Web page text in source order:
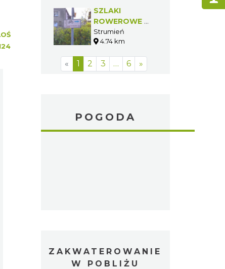
SZLAKI
ROWEROWE W
STRUMIENIU
Strumień
4.74 km
« 1 2 3 … 6 »
POGODA
ZAKWATEROWANIE
W POBLIŻU